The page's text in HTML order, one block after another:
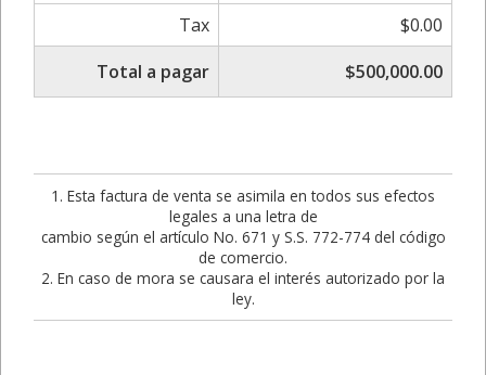
Tax
$0.00
Total a pagar
$500,000.00
1. Esta factura de venta se asimila en todos sus efectos
legales a una letra de
cambio según el artículo No. 671 y S.S. 772-774 del código
de comercio.
2. En caso de mora se causara el interés autorizado por la
ley.